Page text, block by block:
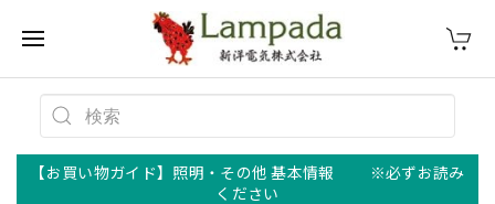
【お買い物ガイド】照明・その他 基本情報 ※必ずお読み
ください